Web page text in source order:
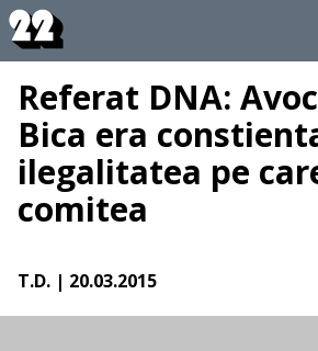
Referat DNA:
Bica era
ilegalitatea pe
comitea
T.D. | 20.03.2015